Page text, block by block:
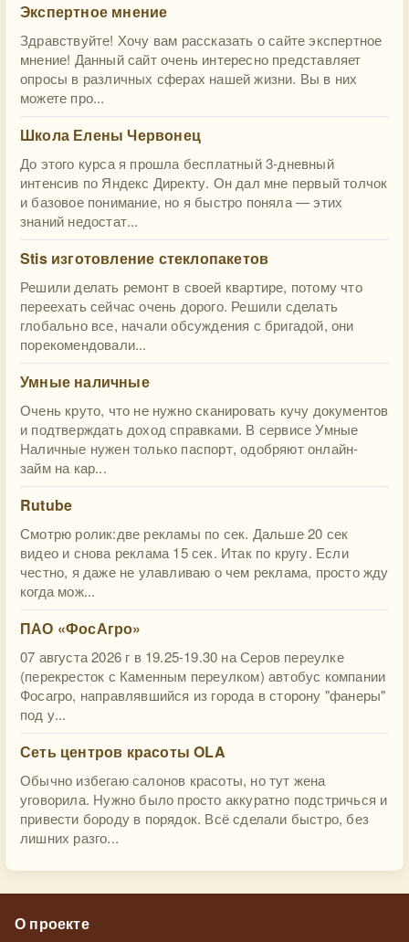
Экспертное мнение
Здравствуйте! Хочу вам рассказать о сайте экспертное
мнение! Данный сайт очень интересно представляет
опросы в различных сферах нашей жизни. Вы в них
можете про...
Школа Елены Червонец
До этого курса я прошла бесплатный 3-дневный
интенсив по Яндекс Директу. Он дал мне первый толчок
и базовое понимание, но я быстро поняла — этих
знаний недостат...
Stis изготовление стеклопакетов
Решили делать ремонт в своей квартире, потому что
переехать сейчас очень дорого. Решили сделать
глобально все, начали обсуждения с бригадой, они
порекомендовали...
Умные наличные
Очень круто, что не нужно сканировать кучу документов
и подтверждать доход справками. В сервисе Умные
Наличные нужен только паспорт, одобряют онлайн-
займ на кар...
Rutube
Смотрю ролик:две рекламы по сек. Дальше 20 сек
видео и снова реклама 15 сек. Итак по кругу. Если
честно, я даже не улавливаю о чем реклама, просто жду
когда мож...
ПАО «ФосАгро»
07 августа 2026 г в 19.25-19.30 на Серов переулке
(перекресток с Каменным переулком) автобус компании
Фосагро, направлявшийся из города в сторону "фанеры"
под у...
Сеть центров красоты OLA
Обычно избегаю салонов красоты, но тут жена
уговорила. Нужно было просто аккуратно подстричься и
привести бороду в порядок. Всё сделали быстро, без
лишних разго...
О проекте